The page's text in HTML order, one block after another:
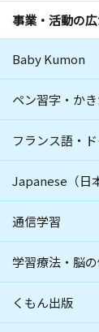
事業・活動の
Baby Kumon
ペン習字・か
フランス語・
Japanese（日
通信学習
学習療法・脳
くもん出版